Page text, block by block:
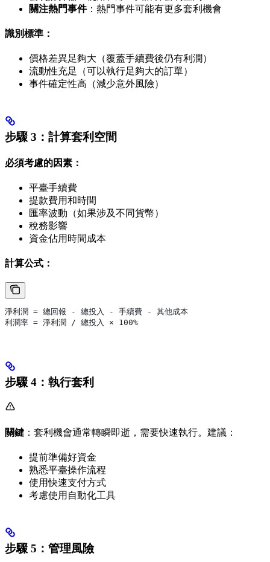
關注熱門事件：熱門事件可能有更多套利機會
識別標準：
價格差異足夠大（覆蓋手續費後仍有利潤）
流動性充足（可以執行足夠大的訂單）
事件確定性高（減少意外風險）
步驟 3：計算套利空間
必須考慮的因素：
平臺手續費
提款費用和時間
匯率波動（如果涉及不同貨幣）
稅務影響
資金佔用時間成本
計算公式：
淨利潤 = 總回報 - 總投入 - 手續費 - 其他成本
利潤率 = 淨利潤 / 總投入 × 100%
步驟 4：執行套利
關鍵 ：套利機會通常轉瞬即逝，需要快速執行。建議：
提前準備好資金
熟悉平臺操作流程
使用快速支付方式
考慮使用自動化工具
步驟 5：管理風險